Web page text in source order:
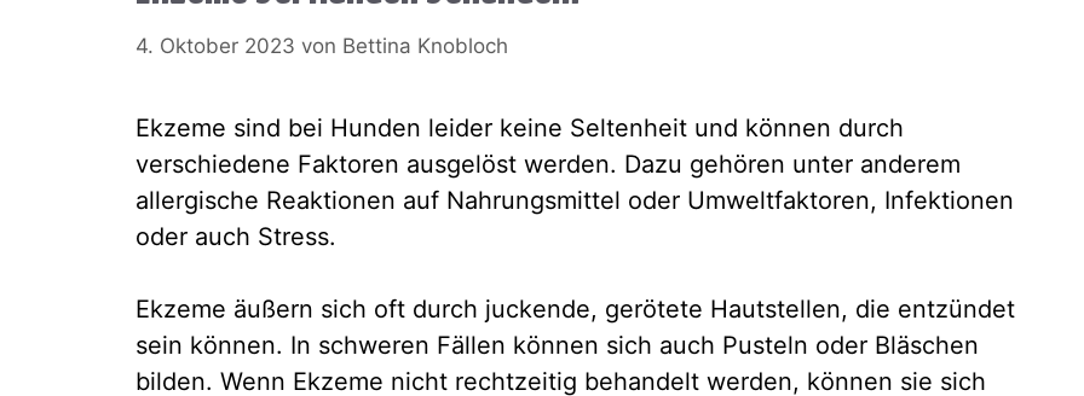
4. Oktober 2023 von Bettina Knobloch
Ekzeme sind bei Hunden leider keine Seltenheit und können durch
verschiedene Faktoren ausgelöst werden. Dazu gehören unter anderem
allergische Reaktionen auf Nahrungsmittel oder Umweltfaktoren, Infektionen
oder auch Stress.
Ekzeme äußern sich oft durch juckende, gerötete Hautstellen, die entzündet
sein können. In schweren Fällen können sich auch Pusteln oder Bläschen
bilden. Wenn Ekzeme nicht rechtzeitig behandelt werden, können sie sich